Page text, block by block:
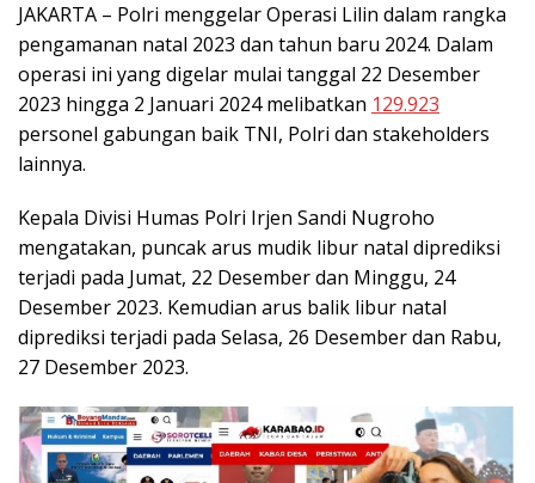
JAKARTA – Polri menggelar Operasi Lilin dalam rangka
pengamanan natal 2023 dan tahun baru 2024. Dalam
operasi ini yang digelar mulai tanggal 22 Desember
2023 hingga 2 Januari 2024 melibatkan 129.923
personel gabungan baik TNI, Polri dan stakeholders
lainnya.
Kepala Divisi Humas Polri Irjen Sandi Nugroho
mengatakan, puncak arus mudik libur natal diprediksi
terjadi pada Jumat, 22 Desember dan Minggu, 24
Desember 2023. Kemudian arus balik libur natal
diprediksi terjadi pada Selasa, 26 Desember dan Rabu,
27 Desember 2023.